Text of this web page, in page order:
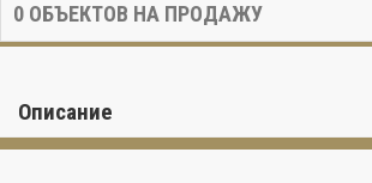
0 ОБЪЕКТОВ НА ПРОДАЖУ
Описание